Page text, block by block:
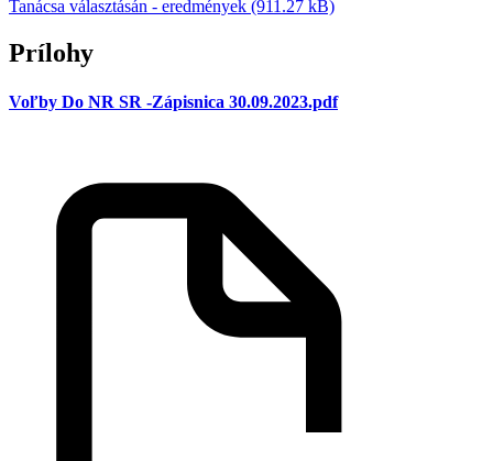
Tanácsa választásán - eredmények (911.27 kB)
Prílohy
Voľby Do NR SR -Zápisnica 30.09.2023.pdf